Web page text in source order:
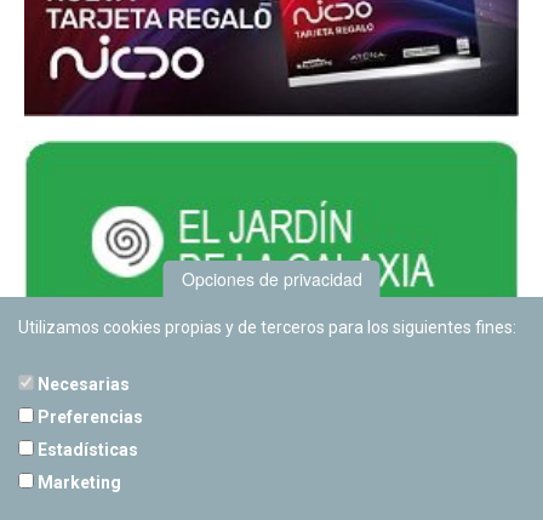
Opciones de privacidad
Utilizamos cookies propias y de terceros para los siguientes fines:
Necesarias
Preferencias
Estadísticas
Marketing